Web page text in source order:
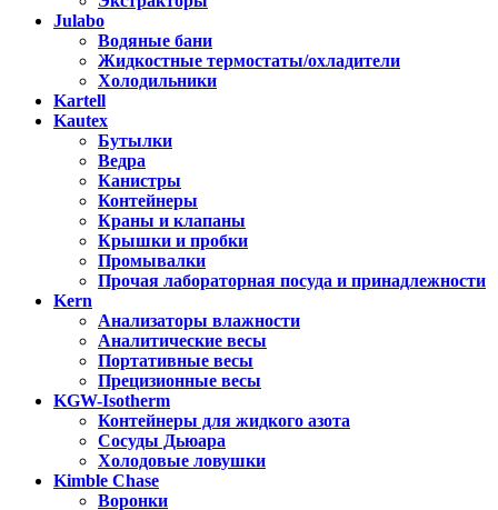
Julabo
Водяные бани
Жидкостные термостаты/охладители
Холодильники
Kartell
Kautex
Бутылки
Ведра
Канистры
Контейнеры
Краны и клапаны
Крышки и пробки
Промывалки
Прочая лабораторная посуда и принадлежности
Kern
Анализаторы влажности
Аналитические весы
Портативные весы
Прецизионные весы
KGW-Isotherm
Контейнеры для жидкого азота
Сосуды Дьюара
Холодовые ловушки
Kimble Chase
Воронки